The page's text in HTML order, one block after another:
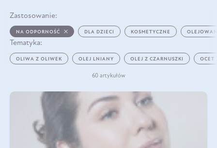
Zastosowanie:
NA ODPORNOŚĆ DLA DZIECI KOSMETYCZNE
Tematyka:
OLIWA Z OLIWEK OLEJ LNIANY OLEJ Z CZARNUSZKI OCET
60 artykułów